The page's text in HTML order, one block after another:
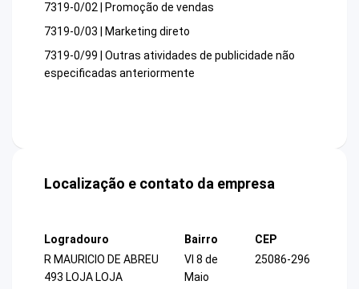
7319-0/02 | Promoção de vendas
7319-0/03 | Marketing direto
7319-0/99 | Outras atividades de publicidade não
especificadas anteriormente
Localização e contato da empresa
Logradouro
R MAURICIO DE ABREU
493 LOJA LOJA
Bairro
Vl 8 de
Maio
CEP
25086-296